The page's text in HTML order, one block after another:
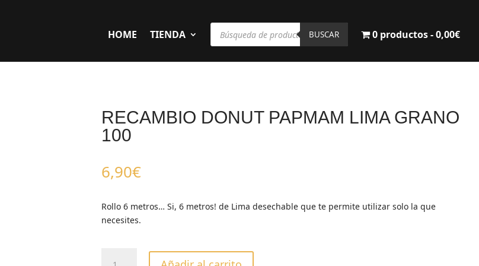
HOME TIENDA
Búsqueda
productos
BUSCAR 0 productos 0,00€
RECAMBIO DONUT PAPMAM LIMA GRANO
100
6,90€
Rollo 6 metros… Si, 6 metros! de Lima desechable que te permite utilizar solo la que
necesites.